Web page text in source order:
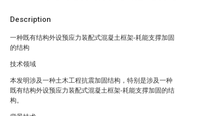
Description
一种既有结构外设预应力装配式混凝土框架-耗能支撑加固
的结构
技术领域
本发明涉及一种土木工程抗震加固结构，特别是涉及一种
既有结构外设预应力装配式混凝土框架-耗能支撑加固的结
构。